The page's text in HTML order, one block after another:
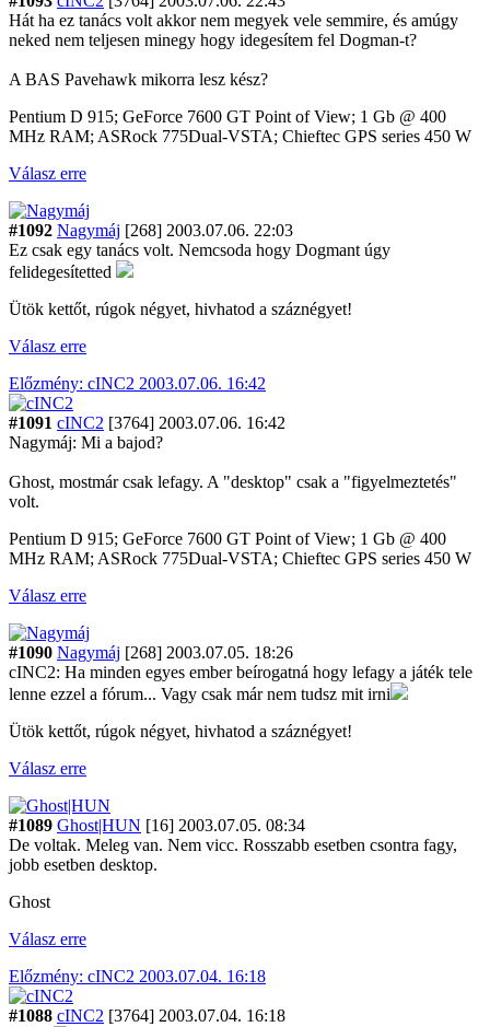
Hát ha ez tanács volt akkor nem megyek vele semmire, és amúgy
neked nem teljesen minegy hogy idegesítem fel Dogman-t?
A BAS Pavehawk mikorra lesz kész?
Pentium D 915; GeForce 7600 GT Point of View; 1 Gb @ 400
MHz RAM; ASRock 775Dual-VSTA; Chieftec GPS series 450 W
Válasz erre
#1092 Nagymáj [268] 2003.07.06. 22:03
Ez csak egy tanács volt. Nemcsoda hogy Dogmant úgy
felidegesítetted
Ütök kettőt, rúgok négyet, hivhatod a száznégyet!
Válasz erre
Előzmény: cINC2 2003.07.06. 16:42
#1091 cINC2 [3764] 2003.07.06. 16:42
Nagymáj: Mi a bajod?
Ghost, mostmár csak lefagy. A "desktop" csak a "figyelmeztetés"
volt.
Pentium D 915; GeForce 7600 GT Point of View; 1 Gb @ 400
MHz RAM; ASRock 775Dual-VSTA; Chieftec GPS series 450 W
Válasz erre
#1090 Nagymáj [268] 2003.07.05. 18:26
cINC2: Ha minden egyes ember beírogatná hogy lefagy a játék tele
lenne ezzel a fórum... Vagy csak már nem tudsz mit irni
Ütök kettőt, rúgok négyet, hivhatod a száznégyet!
Válasz erre
#1089 Ghost|HUN [16] 2003.07.05. 08:34
De voltak. Meleg van. Nem vicc. Rosszabb esetben csontra fagy,
jobb esetben desktop.
Ghost
Válasz erre
Előzmény: cINC2 2003.07.04. 16:18
#1088 cINC2 [3764] 2003.07.04. 16:18